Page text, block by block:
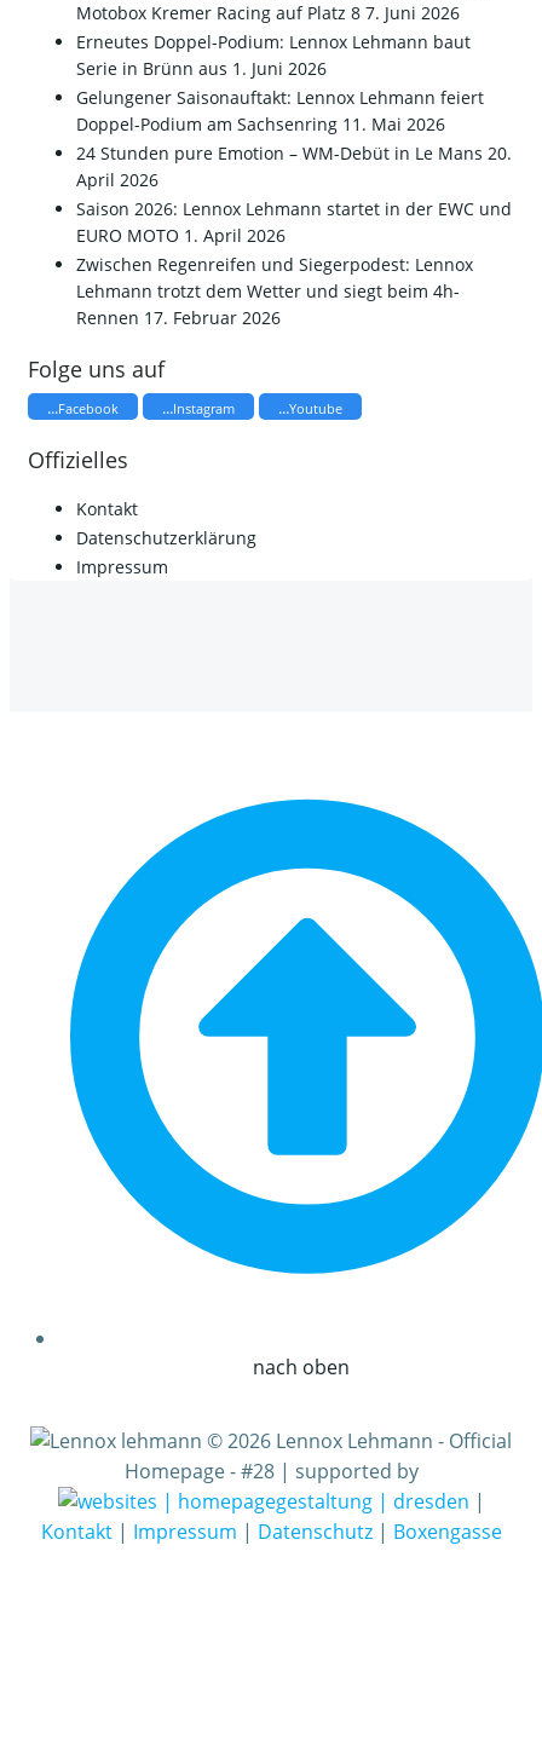
Motobox Kremer Racing auf Platz 8 7. Juni 2026
Erneutes Doppel-Podium: Lennox Lehmann baut
Serie in Brünn aus 1. Juni 2026
Gelungener Saisonauftakt: Lennox Lehmann feiert
Doppel-Podium am Sachsenring 11. Mai 2026
24 Stunden pure Emotion – WM-Debüt in Le Mans 20.
April 2026
Saison 2026: Lennox Lehmann startet in der EWC und
EURO MOTO 1. April 2026
​Zwischen Regenreifen und Siegerpodest: Lennox
Lehmann trotzt dem Wetter und siegt beim 4h-
Rennen 17. Februar 2026
Folge uns auf
...Facebook ...Instagram ...Youtube
Offizielles
Kontakt
Datenschutzerklärung
Impressum
nach oben
© 2026 Lennox Lehmann - Official
Homepage - #28 | supported by
|
Kontakt| Impressum | Datenschutz| Boxengasse